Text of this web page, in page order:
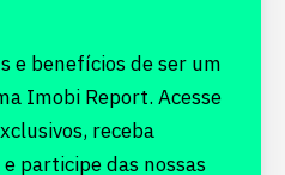
e benefícios de ser um
Imobi Report. Acesse
receba
participe das nossas